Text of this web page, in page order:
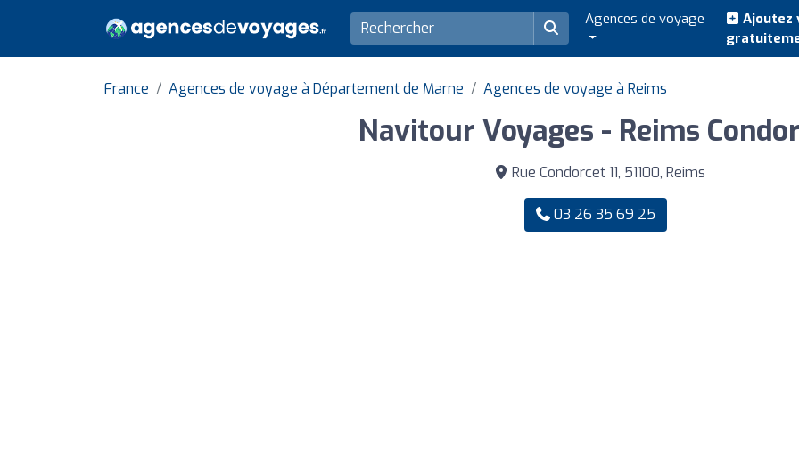
Agences de voyage
Ajoutez
France Agences de voyage à Département de Marne Agences de voyage à Reims
Navitour Voyages - Reims
Rue Condorcet 11, 51100, Reims
03 26 35 69 25